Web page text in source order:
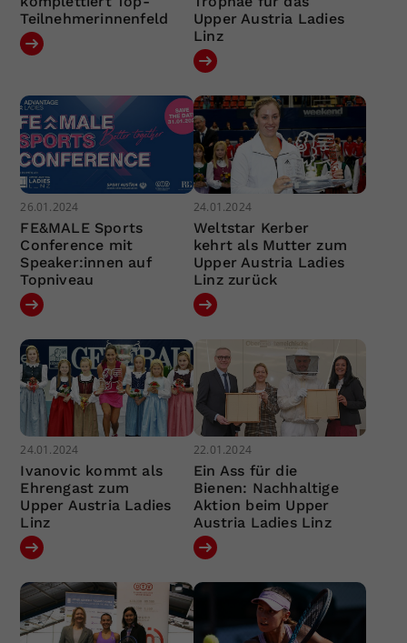
Teilnehmerinnenfeld
Upper Austria Ladies
Linz
26.01.2024
FE&MALE Sports
Conference mit
Speaker:innen auf
Topniveau
24.01.2024
Weltstar Kerber
kehrt als Mutter zum
Upper Austria Ladies
Linz zurück
24.01.2024
Ivanovic kommt als
Ehrengast zum
Upper Austria Ladies
Linz
22.01.2024
Ein Ass für die
Bienen: Nachhaltige
Aktion beim Upper
Austria Ladies Linz